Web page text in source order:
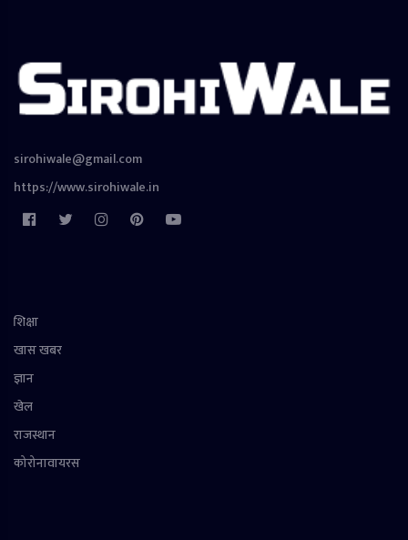
sirohiwale@gmail.com
https://www.sirohiwale.in
शिक्षा
खास खबर
ज्ञान
खेल
राजस्थान
कोरोनावायरस